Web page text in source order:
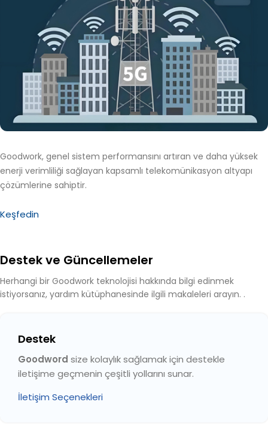
Goodwork, genel sistem performansını artıran ve daha yüksek
enerji verimliliği sağlayan kapsamlı telekomünikasyon altyapı
çözümlerine sahiptir.
Keşfedin
Destek ve Güncellemeler
Herhangi bir Goodwork teknolojisi hakkında bilgi edinmek
istiyorsanız, yardım kütüphanesinde ilgili makaleleri arayın. .
Destek
Goodword size kolaylık sağlamak için destekle
iletişime geçmenin çeşitli yollarını sunar.
İletişim Seçenekleri